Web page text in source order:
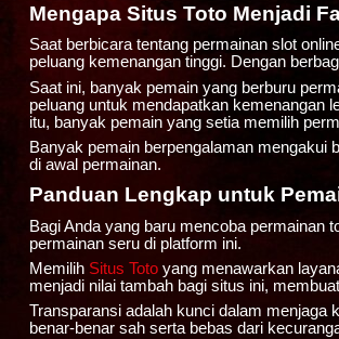
Mengapa Situs Toto Menjadi
Saat berbicara tentang permainan slot
peluang kemenangan tinggi. Dengan
Saat ini, banyak pemain yang berburu
peluang untuk mendapatkan kemenangan
itu, banyak pemain yang setia memilih
Banyak pemain berpengalaman mengakui
di awal permainan.
Panduan Lengkap untuk
Bagi Anda yang baru mencoba permainan
permainan seru di platform ini.
Memilih Situs Totoyang menawarkan
menjadi nilai tambah bagi situs ini,
Transparansi adalah kunci dalam menjaga
benar-benar sah serta bebas dari